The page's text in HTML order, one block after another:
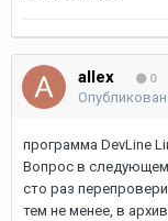
allex 0
программа DevLine
Вопрос в
сто раз
тем не менее, в